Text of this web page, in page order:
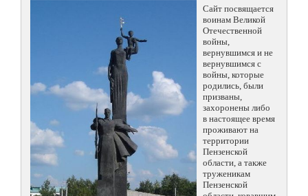
Сайт посвящается
воинам Великой
Отечественной
войны,
вернувшимся и не
вернувшимся с
войны, которые
родились, были
призваны,
захоронены либо
в настоящее время
проживают на
территории
Пензенской
области, а также
труженикам
Пензенской